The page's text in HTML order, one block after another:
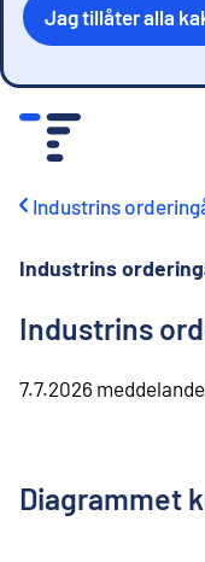
Jag tillåter alla
Industrins
Industrins
Industrins
7.7.2026 meddelande
Diagrammet